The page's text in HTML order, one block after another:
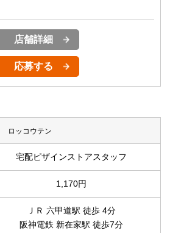
店舗詳細
応募する
ロッコウテン
宅配ピザインストアスタッフ
1,170円
ＪＲ 六甲道駅 徒歩 4分
阪神電鉄 新在家駅 徒歩7分